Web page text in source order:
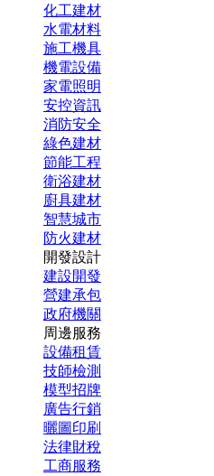
化工建材
水電材料
施工機具
機電設備
家電照明
安控資訊
消防安全
綠色建材
節能工程
衛浴建材
廚具建材
智慧城市
防火建材
開發設計
建設開發
營建承包
政府機關
周邊服務
設備租賃
技師檢測
模型招牌
廣告行銷
曬圖印刷
法律財稅
工商服務